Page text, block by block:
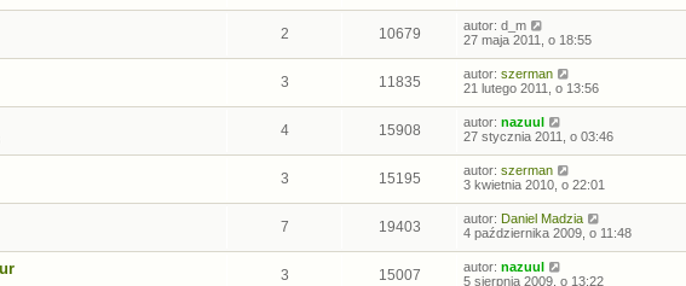
2 10679 autor: d_m
27 maja 2011, o 18:55
3 11835 autor: szerman
21 lutego 2011, o 13:56
4 15908 autor: nazuul
27 stycznia 2011, o 03:46
3 15195 autor: szerman
3 kwietnia 2010, o 22:01
7 19403 autor: Daniel Madzia
4 października 2009, o 11:48
3 15007 autor: nazuul
5 sierpnia 2009, o 13:22